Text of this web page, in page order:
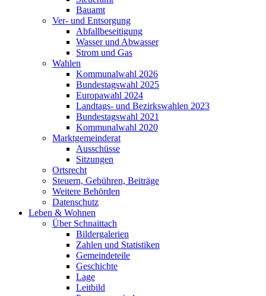
Bauamt
Ver- und Entsorgung
Abfallbeseitigung
Wasser und Abwasser
Strom und Gas
Wahlen
Kommunalwahl 2026
Bundestagswahl 2025
Europawahl 2024
Landtags- und Bezirkswahlen 2023
Bundestagswahl 2021
Kommunalwahl 2020
Marktgemeinderat
Ausschüsse
Sitzungen
Ortsrecht
Steuern, Gebühren, Beiträge
Weitere Behörden
Datenschutz
Leben & Wohnen
Über Schnaittach
Bildergalerien
Zahlen und Statistiken
Gemeindeteile
Geschichte
Lage
Leitbild